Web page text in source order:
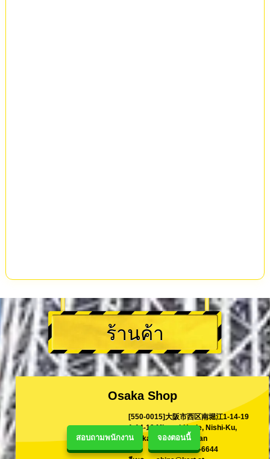
สอบถามพนักงาน จองตอนนี้
ร้านค้า
Osaka Shop
[550-0015]大阪市西区南堀江1-14-19
1-14-19 Minami-Horie, Nishi-Ku,
Osaka,550-0015 Japan
TEL
+81-90-9977-6644